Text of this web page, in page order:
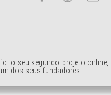
o seu segundo projeto
dos seus fundadores.